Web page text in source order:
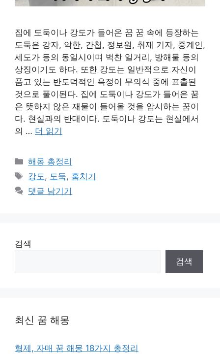
집에 도둑이나 강도가 들어온 꿈 꿈 속에 등장하는
도둑은 강자, 악한, 간첩, 정보원, 취재 기자, 중계인,
세도가 등의 동일시이며 벅찬 일거리, 방해물 등의
상징이기도 하다. 또한 강도는 일반적으로 자신이
품고 있는 반도덕적인 욕정이 무의식 중에 표출된
것으로 풀이된다. 집에 도둑이나 강도가 들어온 꿈
은 뜻하지 않은 재물이 들어올 것을 암시하는 꿈이
다. 현실과의 반대이다. 도둑이나 강도는 현실에서
의 … 더 읽기
카
테
리
해몽 총정리
태
그
강도, 도둑, 훔치기
댓글 남기기
검색
검색
최신 꿈 해몽
형제, 자매 꿈 해몽 18가지 총정리